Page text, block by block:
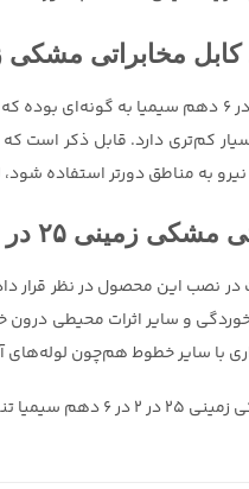
مشکی زمینی ۲۵ در ۲ در ۶
کابل مخابراتی مشکی زمینی ۲۵ در ۲
کم‌تری دارد. قابل ذکر است که
نیرو به مناطق دورتر استفاده
۲۵ در ۲ در ۶ دهم سیمیا
نصب این محصول در نظر قرار
و سایر اثرات محیطی
سایر خطوط هم‌چون لوله‌های
به سبد خرید» کلیک کنید.